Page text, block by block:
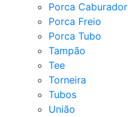
Porca Caburador
Porca Freio
Porca Tubo
Tampão
Tee
Torneira
Tubos
União